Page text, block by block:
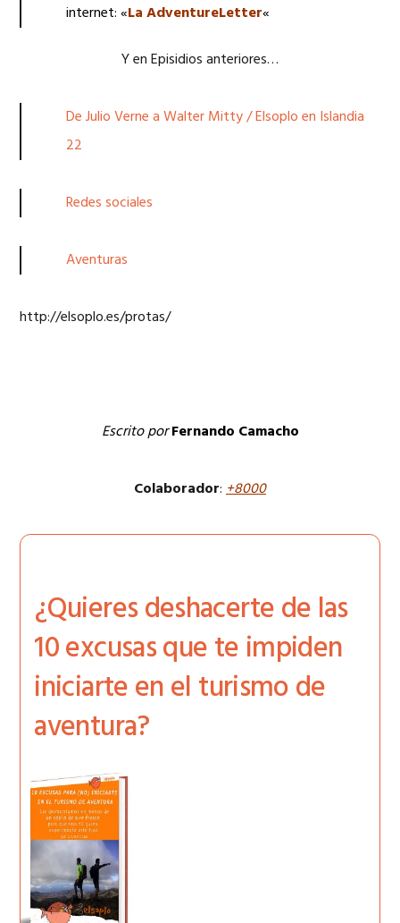
internet: «La AdventureLetter«
Y en Episidios anteriores…
De Julio Verne a Walter Mitty / Elsoplo en Islandia
22
Redes sociales
Aventuras
http://elsoplo.es/protas/
Escrito por Fernando Camacho
Colaborador:+8000
¿Quieres deshacerte de las
10 excusas que te impiden
iniciarte en el turismo de
aventura?